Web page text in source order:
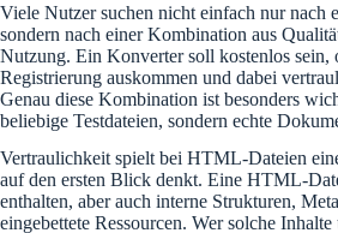
Viele Nutzer suchen nicht einfach nur nach
sondern nach einer Kombination aus
Nutzung. Ein Konverter soll kostenlos sein,
Registrierung auskommen und dabei
Genau diese Kombination ist besonders
beliebige Testdateien, sondern echte
Vertraulichkeit spielt bei HTML-Dateien
auf den ersten Blick denkt. Eine HTML-
enthalten, aber auch interne Strukturen,
eingebettete Ressourcen. Wer solche